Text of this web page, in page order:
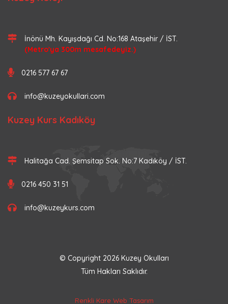
İnönü Mh. Kayışdağı Cd. No:168 Ataşehir / İST.
(Metro'ya 300m mesafedeyiz.)
0216 577 67 67
info@kuzeyokullari.com
Kuzey Kurs Kadıköy
Halitağa Cad. Şemsitap Sok. No:7 Kadıköy / İST.
0216 450 31 51
info@kuzeykurs.com
© Copyright 2026Kuzey Okulları
Tüm Hakları Saklıdır.
Renkli Kare Web Tasarım